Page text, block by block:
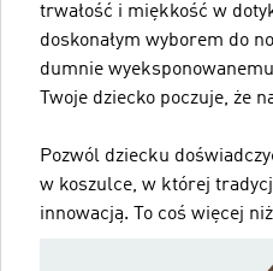
trwałość i miękkość w
doskonałym wyborem do
dumnie
Twoje dziecko poczuje, że
Pozwól dziecku
w koszulce, w której
innowacją. To coś więcej